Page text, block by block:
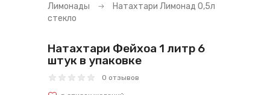
Лимонады
Натахтари Лимонад 0,5л
стекло
Натахтари Фейхоа 1 литр 6
штук в упаковке
0 отзывов